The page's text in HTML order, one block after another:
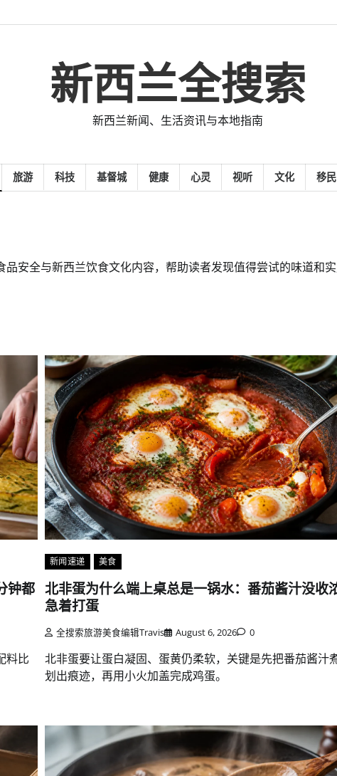
新西兰全搜索
新西兰新闻、生活资讯与本地指南
旅游 科技 基督城 健康 心灵 视听 文化 移民
安全与新西兰饮食文化内容，帮助读者发现值得尝试的味道和
钟都
料比
新闻速递 美食
北非蛋为什么端上桌总是一锅水：番茄酱汁没收
急着打蛋
全搜索旅游美食编辑Travis August 6, 2026 0
北非蛋要让蛋白凝固、蛋黄仍柔软，关键是先把番茄酱汁
划出痕迹，再用小火加盖完成鸡蛋。